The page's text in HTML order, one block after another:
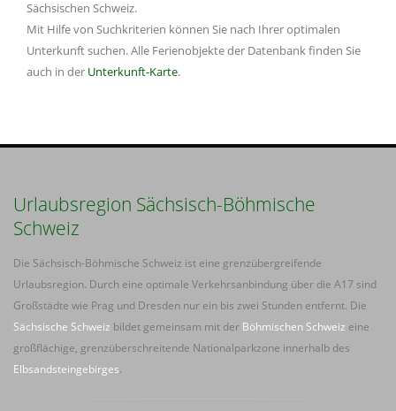
Sächsischen Schweiz.
Mit Hilfe von Suchkriterien können Sie nach Ihrer optimalen
Unterkunft suchen. Alle Ferienobjekte der Datenbank finden Sie
auch in der Unterkunft-Karte.
Urlaubsregion Sächsisch-Böhmische
Schweiz
Die Sächsisch-Böhmische Schweiz ist eine grenzübergreifende
Urlaubsregion. Durch eine optimale Verkehrsanbindung über die A17 sind
Großstädte wie Prag und Dresden nur ein bis zwei Stunden entfernt. Die
Sächsische Schweiz bildet gemeinsam mit der Böhmischen Schweiz eine
großflächige, grenzüberschreitende Nationalparkzone innerhalb des
Elbsandsteingebirges.